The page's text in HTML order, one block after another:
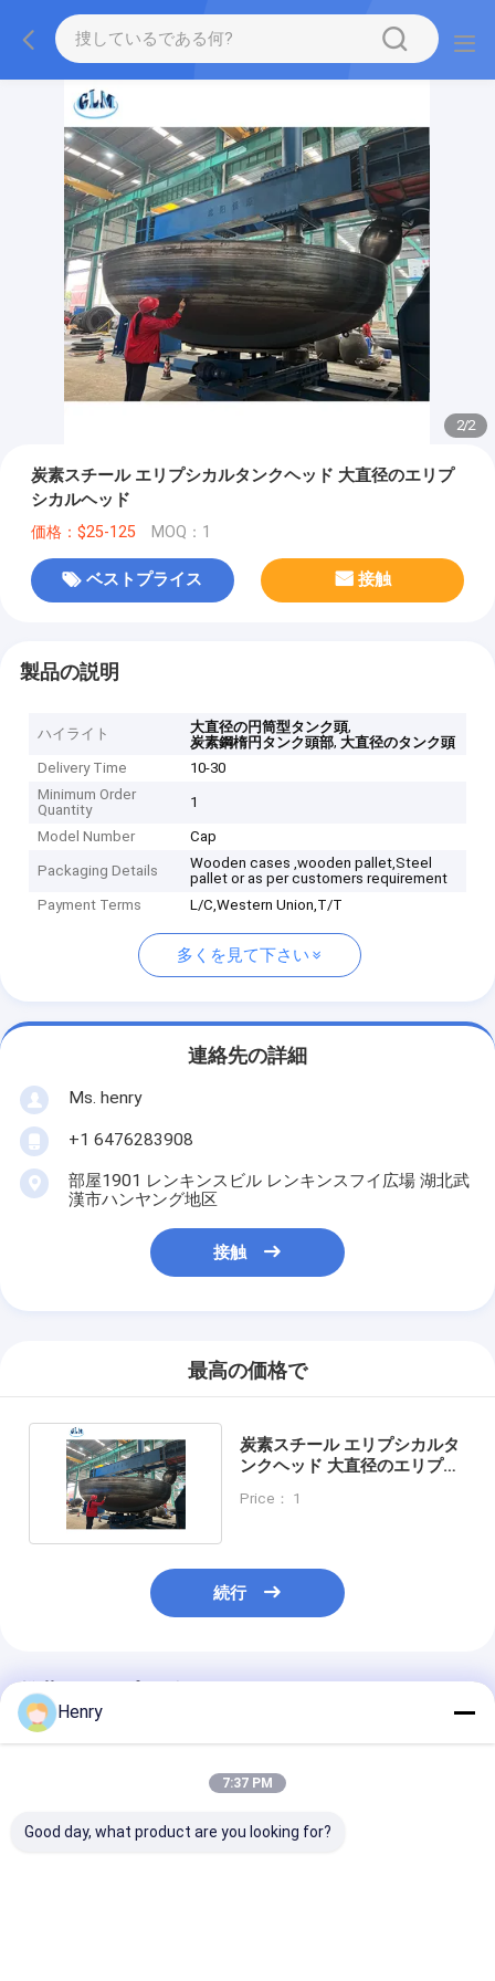
2/2
炭素スチール エリプシカルタンクヘッド 大直径のエリプ
シカルヘッド
価格：$25-125 MOQ：1
ベストプライス 接触
製品の説明
ハイライト 大直径の円筒型タンク頭,
炭素鋼楕円タンク頭部,大直径のタンク頭
Delivery Time
10-30
Minimum Order
Quantity
1
Model Number Cap
Packaging Details
Wooden cases ,wooden pallet,Steel
pallet or as per customers requirement
Payment Terms
L/C,Western Union,T/T
多くを見て下さい
連絡先の詳細
Ms. henry
+1 6476283908
部屋1901 レンキンスビル レンキンスフイ広場 湖北武
漢市ハンヤング地区
接触
最高の価格で
炭素スチール エリプシカルタ
ンクヘッド 大直径のエリプシ
Price： 1
続行
推薦されたプロダクト
Henry
7:37 PM
Good day, what product are you looking for?